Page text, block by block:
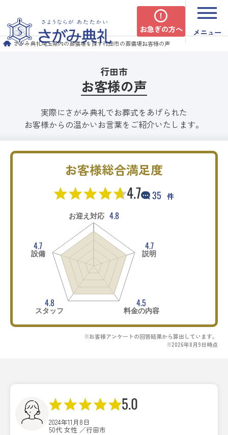
お急ぎの方へ メニュー
さがみ典礼埼玉県内の葬儀場を探す行田市の葬儀場お客様の声
行田市
お客様の声
実際にさがみ典礼でお葬式をあげられた
お客様からの温かいお言葉をご紹介いたします。
お客様総合満足度
4.7 35 件
お迎え対応 4.8
4.7
説明
4.5
料金の内容
4.8
スタッフ
4.7
設備
※お客様アンケートの回答結果から算出しています。
※2026年8月9日時点
5.0
2024年11月8日
50代 女性 ／行田市